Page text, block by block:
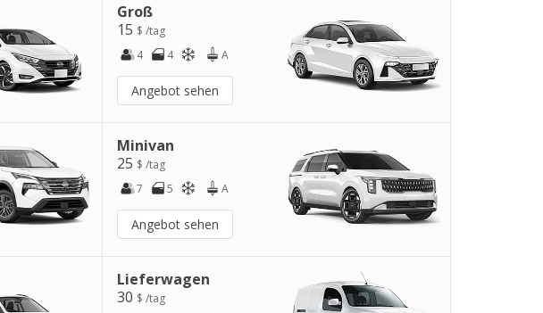
Groß
15 $ /tag
4
4 A
Angebot sehen
Minivan
25 $ /tag
7
5 A
Angebot sehen
Lieferwagen
30 $ /tag